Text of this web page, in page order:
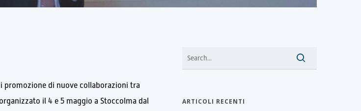
promozione di nuove collaborazioni tra
il 4 e 5 maggio a Stoccolma dal
ARTICOLI RECENTI